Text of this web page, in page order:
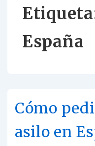
España
Cómo
asilo en